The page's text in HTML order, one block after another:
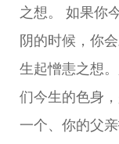
之想。 如果你
阴的时候，你
生起憎恚之想
们今生的色身
一个、你的父